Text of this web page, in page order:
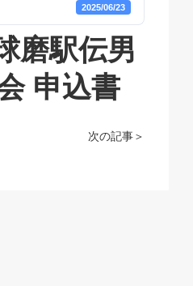
2025/06/23
磨駅伝男
申込書
次の記事＞